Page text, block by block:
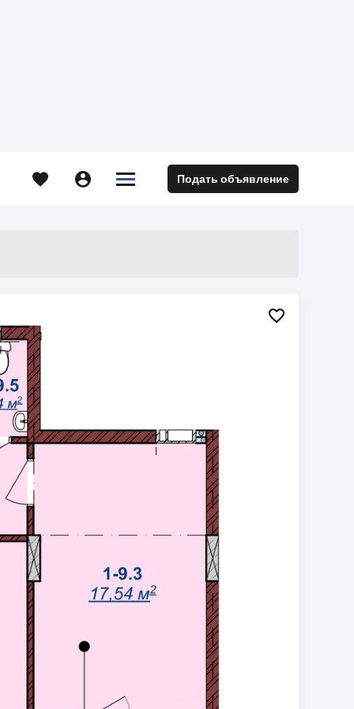
  

 Подать объявление
